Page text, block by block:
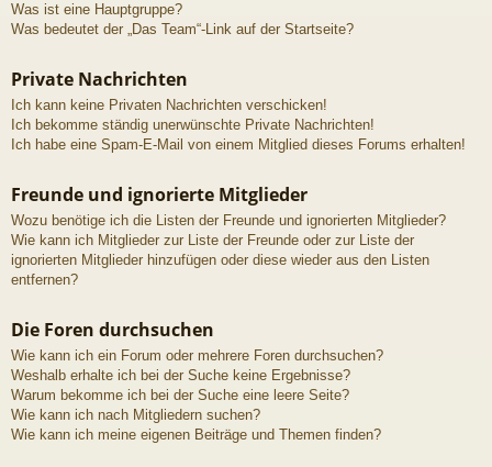
Was ist eine Hauptgruppe?
Was bedeutet der „Das Team“-Link auf der Startseite?
Private Nachrichten
Ich kann keine Privaten Nachrichten verschicken!
Ich bekomme ständig unerwünschte Private Nachrichten!
Ich habe eine Spam-E-Mail von einem Mitglied dieses Forums erhalten!
Freunde und ignorierte Mitglieder
Wozu benötige ich die Listen der Freunde und ignorierten Mitglieder?
Wie kann ich Mitglieder zur Liste der Freunde oder zur Liste der
ignorierten Mitglieder hinzufügen oder diese wieder aus den Listen
entfernen?
Die Foren durchsuchen
Wie kann ich ein Forum oder mehrere Foren durchsuchen?
Weshalb erhalte ich bei der Suche keine Ergebnisse?
Warum bekomme ich bei der Suche eine leere Seite?
Wie kann ich nach Mitgliedern suchen?
Wie kann ich meine eigenen Beiträge und Themen finden?